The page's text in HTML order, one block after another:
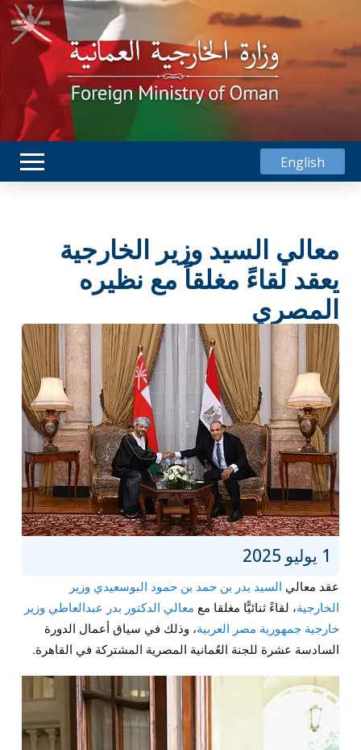
English
معالي السيد وزير الخارجية
يعقد لقاءً مغلقاً مع نظيره
المصري
1 يوليو 2025
عقد معالي السيد بدر بن حمد بن حمود البوسعيدي وزير
الخارجية، لقاءً ثنائيًّا مغلقا مع معالي الدكتور بدر عبدالعاطي وزير
خارجية جمهورية مصر العربية، وذلك في سياق أعمال الدورة
السادسة عشرة للجنة العُمانية المصرية المشتركة في القاهرة.